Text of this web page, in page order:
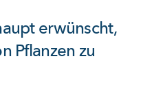
erwünscht,
Pflanzen zu